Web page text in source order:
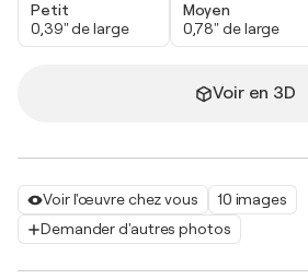
Voir l'œuvre chez vous
10 images
Demander d'autres photos
Petit
0,39" de large
Moyen
0,78" de large
Voir en 3D